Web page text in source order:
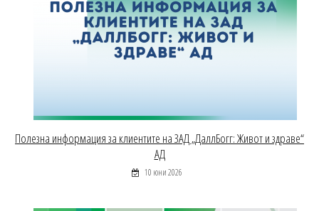
Полезна информация за клиентите на ЗАД „ДаллБогг: Живот и здраве“
АД
10 юни 2026